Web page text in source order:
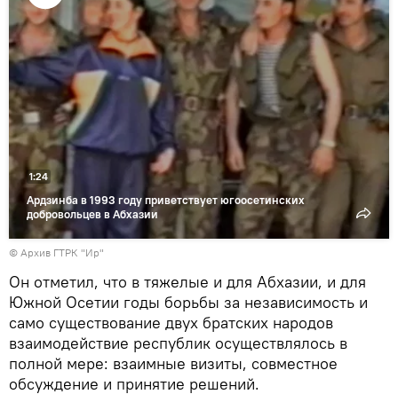
Воспроизвести
видео
Ардзинба в 1993 году приветствует югоосетинских
добровольцев в Абхазии
1:24
© Архив ГТРК "Ир"
Он отметил, что в тяжелые и для Абхазии, и для
Южной Осетии годы борьбы за независимость и
само существование двух братских народов
взаимодействие республик осуществлялось в
полной мере: взаимные визиты, совместное
обсуждение и принятие решений.